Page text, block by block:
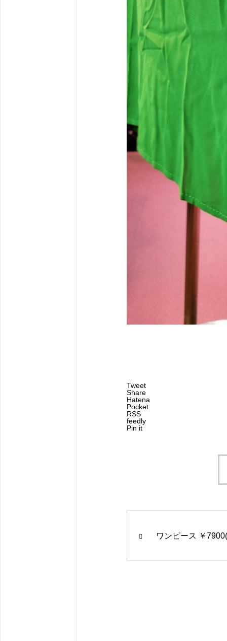
Tweet
Share
Hatena
Pocket
RSS
feedly
Pin it
ワンピース ￥